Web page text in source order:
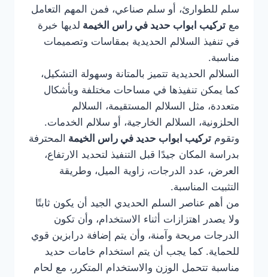
سلم للطوارئ، أو سلم صناعي، فمن المهم التعامل
مع تركيب ابواب حديد في راس الخيمة لديها خبرة
في تنفيذ السلالم الحديدية بمقاسات وتصميمات
مناسبة.
السلالم الحديدية تتميز بالمتانة وسهولة التشكيل،
كما يمكن تنفيذها في مساحات مختلفة وبأشكال
متعددة، مثل السلالم المستقيمة، السلالم
الحلزونية، السلالم الخارجية، أو سلالم الخدمات.
وتقوم تركيب ابواب حديد في راس الخيمة المحترفة
بدراسة المكان جيدًا قبل التنفيذ لتحديد الارتفاع،
العرض، عدد الدرجات، زاوية الميل، وطريقة
التثبيت المناسبة.
من أهم عناصر السلم الحديدي الجيد أن يكون ثابتًا
ولا يصدر اهتزازات أثناء الاستخدام، وأن تكون
الدرجات مريحة وآمنة، وأن يتم إضافة درابزين قوي
للحماية. كما يجب أن يتم استخدام خامات حديد
مناسبة تتحمل الوزن والاستخدام المتكرر، مع لحام